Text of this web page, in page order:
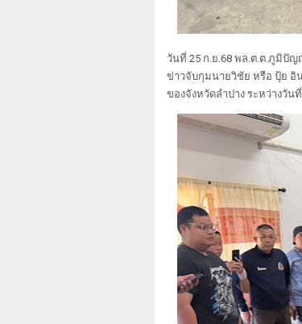
วันที่ 25 ก.ย.68 พล.ต.ต.ภูมิปั
ข่าวจับกุมนายวิชัย หรือ ปุ้ย อิ
ของจังหวัดลำปาง ระหว่างวัน